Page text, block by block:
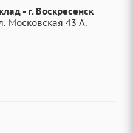
- г. Воскресенск
Московская 43 А.